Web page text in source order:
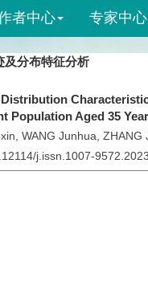
者中心 专家中心
及分布特征分析
Population Aged 35
WANG Junhua, ZHANG
j.issn.1007-